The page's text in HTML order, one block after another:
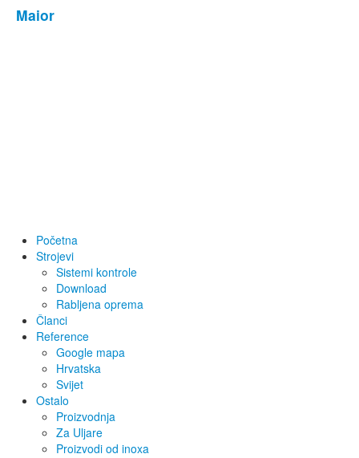
Maior
Početna
Strojevi
Sistemi kontrole
Download
Rabljena oprema
Članci
Reference
Google mapa
Hrvatska
Svijet
Ostalo
Proizvodnja
Za Uljare
Proizvodi od inoxa